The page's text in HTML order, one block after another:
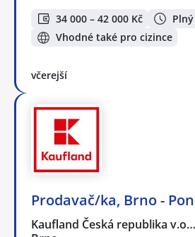
34 000 – 42 000 Kč
Vhodné také pro cizince
včerejší
Prodavač/ka, Brno -
Kaufland Česká republika v.o…